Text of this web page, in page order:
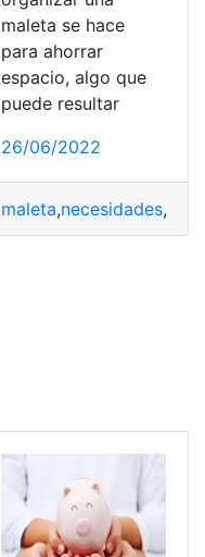
maleta se hace
para ahorrar
espacio, algo que
puede resultar
26/06/2022
maleta,necesidades,